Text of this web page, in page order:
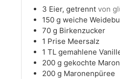
3 Eier, getrennt von
150 g weiche
70 g Birkenzucker
1 Prise Meersalz
1 TL gemahlene
200 g gekochte
200 g Maronenpüree